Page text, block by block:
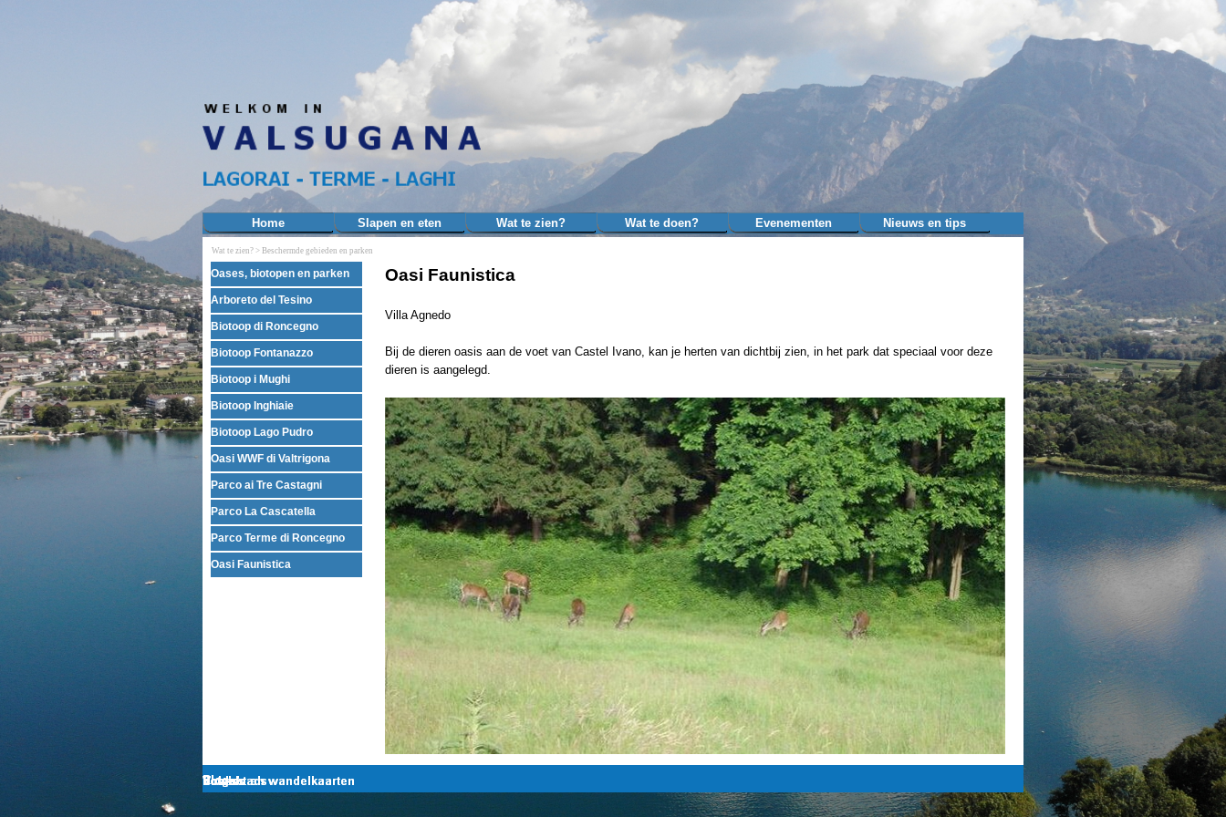
Menu overslaan
Home Slapen en eten ▼
Wat te zien? ▼
Wat te doen? ▼
Evenementen Nieuws en tips
Wat te zien? >Beschermde gebieden en parken
Menu overslaan
Oases, biotopen en parken
Arboreto del Tesino
Biotoop di Roncegno
Biotoop Fontanazzo
Biotoop i Mughi
Biotoop Inghiaie
Biotoop Lago Pudro
Oasi WWF di Valtrigona
Parco ai Tre Castagni
Parco La Cascatella
Parco Terme di Roncegno
Oasi Faunistica
Oasi Faunistica
Villa Agnedo
Bij de dieren oasis aan de voet van Castel Ivano, kan je herten van dichtbij zien, in het park dat speciaal voor deze
dieren is aangelegd.